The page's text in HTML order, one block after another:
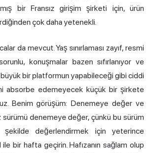
bir Fransız girişim şirketi için, ürün
çok daha yetenekli.
da mevcut. Yaş sınırlaması zayıf, resmi
konuşmalar bazen sıfırlanıyor ve
bir platformun yapabileceği gibi ciddi
absorbe edemeyecek küçük bir şirkete
Benim görüşüm: Denemeye değer ve
denemeye değer, çünkü bu sürüm
şekilde değerlendirmek için yeterince
bir hafta geçirin. Hafızanın sağlam olup